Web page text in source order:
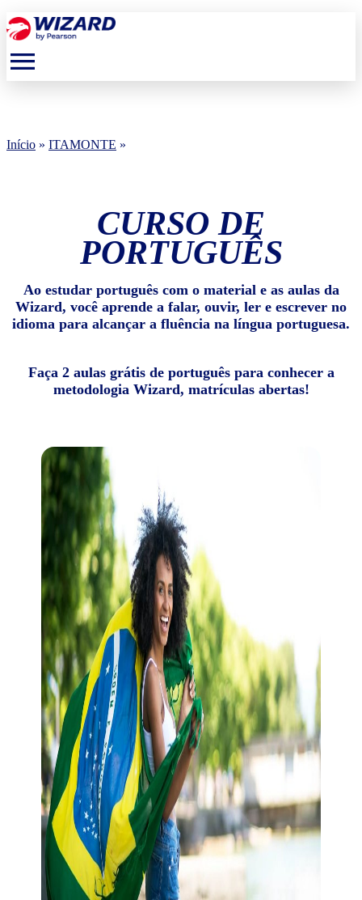
menu
Início » ITAMONTE »
CURSO DE
PORTUGUÊS
Ao estudar português com o material e as aulas da
Wizard, você aprende a falar, ouvir, ler e escrever no
idioma para alcançar a fluência na língua portuguesa.
Faça 2 aulas grátis de português para conhecer a
metodologia Wizard, matrículas abertas!